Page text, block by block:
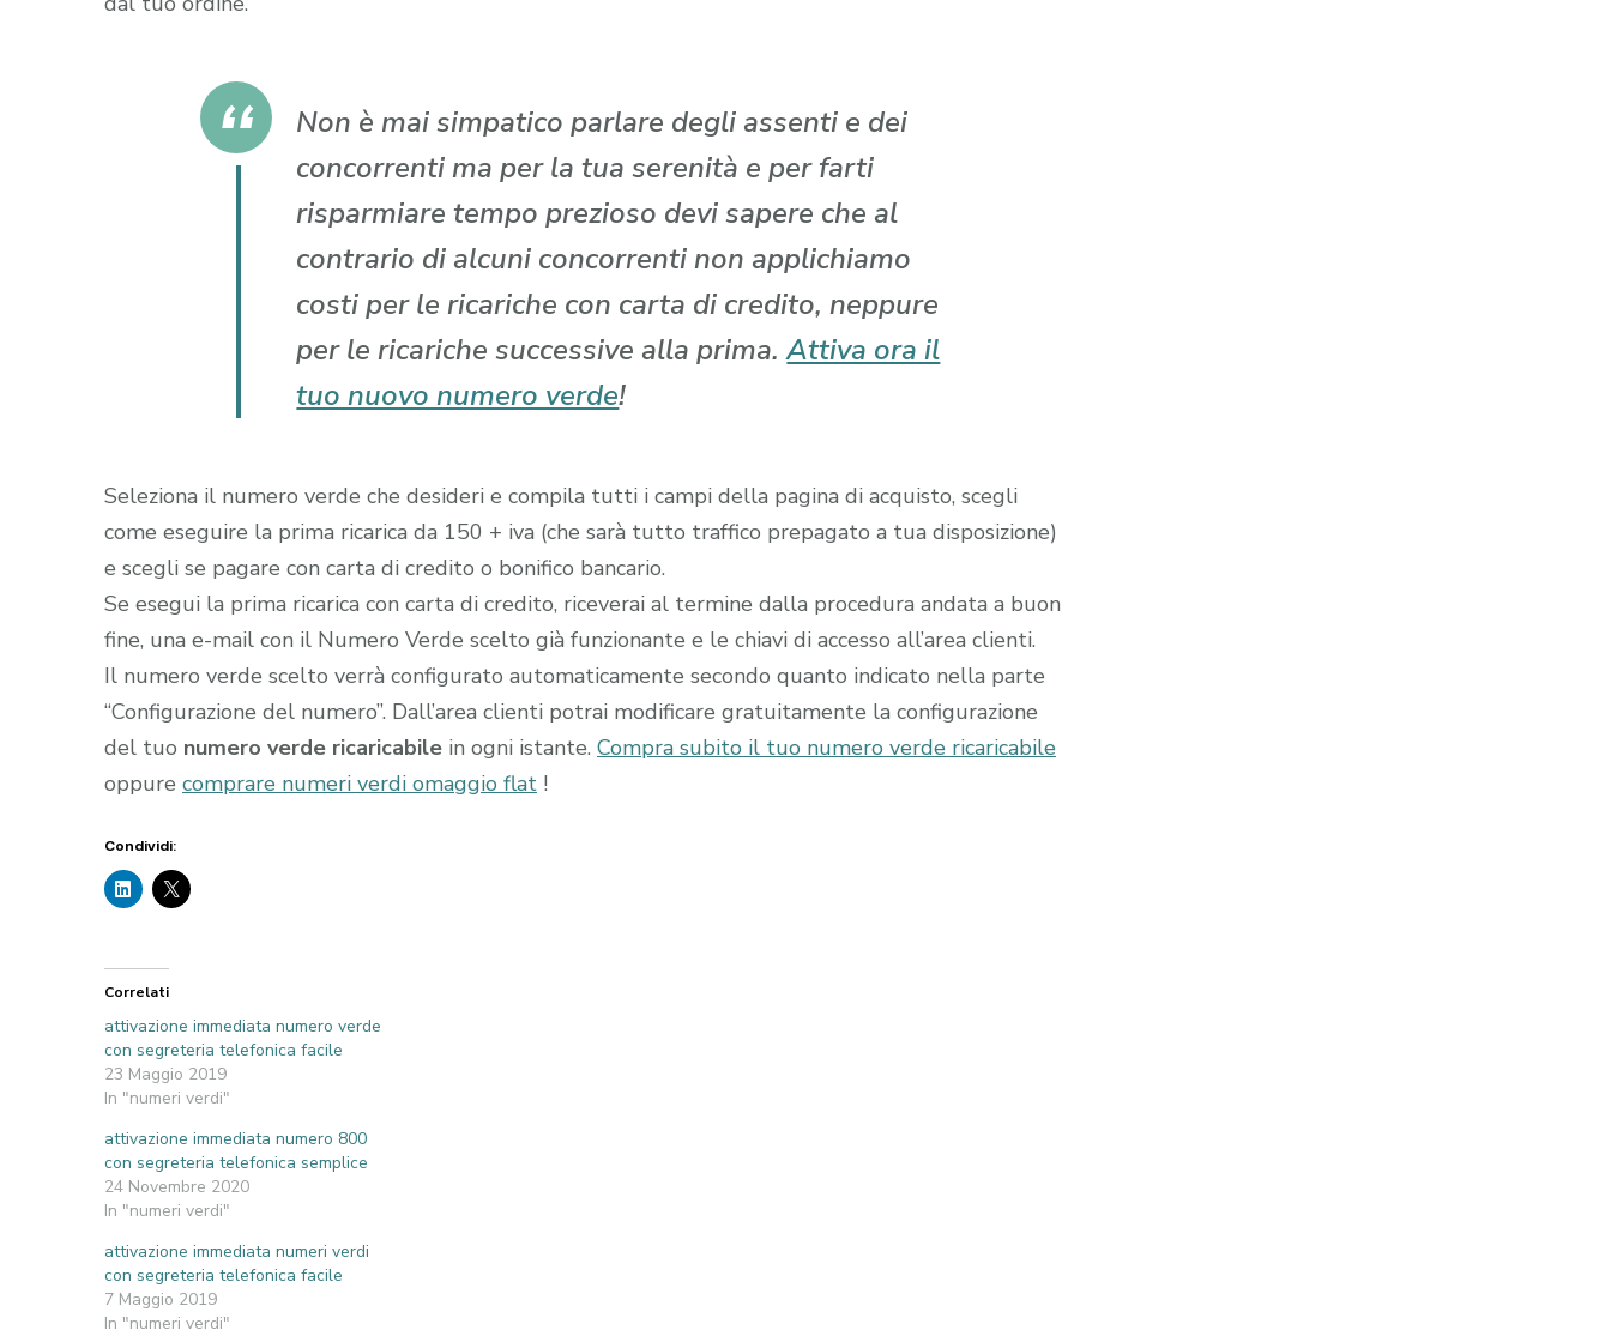
Non è mai simpatico parlare degli assenti e dei
concorrenti ma per la tua serenità e per farti
risparmiare tempo prezioso devi sapere che al
contrario di alcuni concorrenti non applichiamo
costi per le ricariche con carta di credito, neppure
per le ricariche successive alla prima.Attiva ora il
tuo nuovo numero verde!
Seleziona il numero verde che desideri e compila tutti i campi della pagina di acquisto, scegli
come eseguire la prima ricarica da 150 + iva (che sarà tutto traffico prepagato a tua disposizione)
e scegli se pagare con carta di credito o bonifico bancario.
Se esegui la prima ricarica con carta di credito, riceverai al termine dalla procedura andata a buon
fine, una e-mail con il Numero Verde scelto già funzionante e le chiavi di accesso all’area clienti.
Il numero verde scelto verrà configurato automaticamente secondo quanto indicato nella parte
“Configurazione del numero”. Dall’area clienti potrai modificare gratuitamente la configurazione
del tuo numero verde ricaricabile in ogni istante. Compra subito il tuo numero verde ricaricabile
oppure comprare numeri verdi omaggio flat !
Condividi:
Correlati
attivazione immediata numero verde
con segreteria telefonica facile
23 Maggio 2019
In "numeri verdi"
attivazione immediata numero 800
con segreteria telefonica semplice
24 Novembre 2020
In "numeri verdi"
attivazione immediata numeri verdi
con segreteria telefonica facile
7 Maggio 2019
In "numeri verdi"